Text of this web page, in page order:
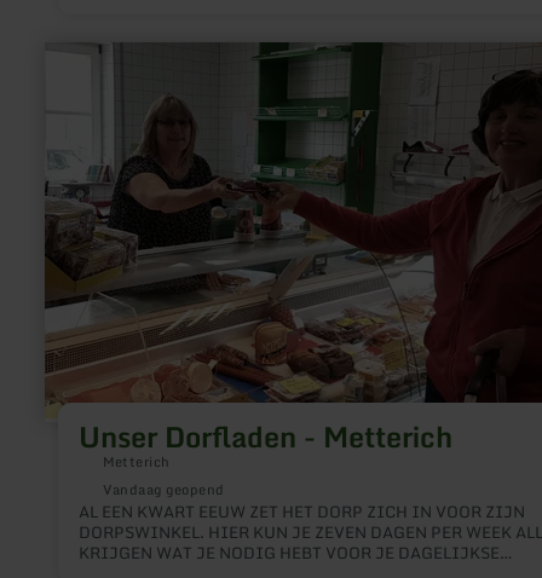
Unser Dorfladen - Metterich
Metterich
Vandaag geopend
AL EEN KWART EEUW ZET HET DORP ZICH IN VOOR ZIJN
DORPSWINKEL. HIER KUN JE ZEVEN DAGEN PER WEEK
KRIJGEN WAT JE NODIG HEBT VOOR JE DAGELIJKSE
meer
Metterich